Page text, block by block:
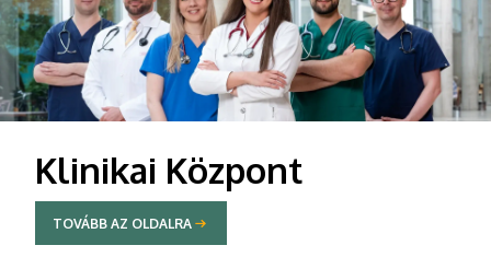
Klinikai Központ
TOVÁBB AZ OLDALRA